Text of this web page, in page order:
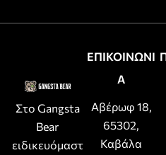
Στο Gangsta
Bear
ειδικευόμαστ
ΕΠΙΚΟΙΝΩΝΙ
Α
Αβέρωφ 18,
65302,
Καβάλα